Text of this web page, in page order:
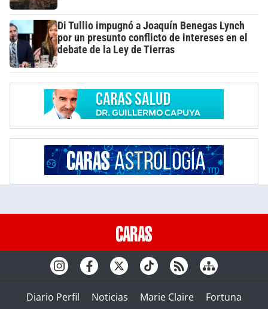
Di Tullio impugnó a Joaquín Benegas Lynch
por un presunto conflicto de intereses en el
debate de la Ley de Tierras
Diario Perfil Noticias Marie Claire
Fortuna